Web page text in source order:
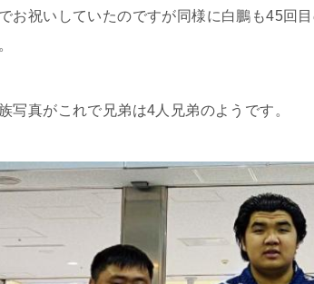
お祝いしていたのですが同様に白鵬も45回
写真がこれで兄弟は4人兄弟のようです。